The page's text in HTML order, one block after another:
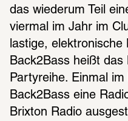
das wiederum Teil
viermal im Jahr im
lastige, elektronische
Back2Bass heißt das
Partyreihe. Einmal
Back2Bass eine
Brixton Radio